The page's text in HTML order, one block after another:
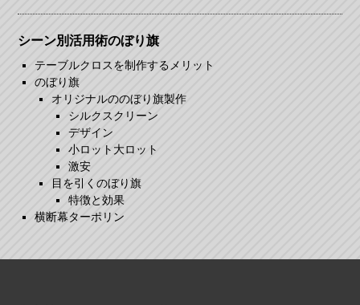
シーン別活用術のぼり旗
テーブルクロスを制作するメリット
のぼり旗
オリジナルののぼり旗製作
シルクスクリーン
デザイン
小ロット大ロット
激安
目を引くのぼり旗
特徴と効果
横断幕ターポリン